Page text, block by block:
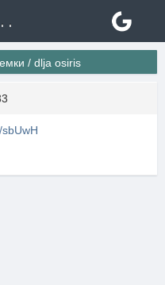
Counter Strike 1.6
/ dlja osiris